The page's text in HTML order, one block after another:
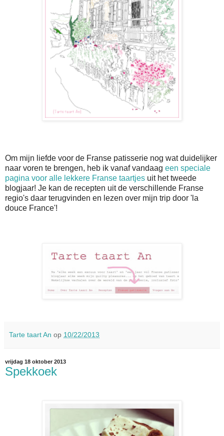
Om mijn liefde voor de Franse patisserie nog wat duidelijker
naar voren te brengen, heb ik vanaf vandaag een speciale
pagina voor alle lekkere Franse taartjes uit het tweede
blogjaar! Je kan de recepten uit de verschillende Franse
regio's daar terugvinden en lezen over mijn trip door 'la
douce France'!
Tarte taart An op 10/22/2013
vrijdag 18 oktober 2013
Spekkoek